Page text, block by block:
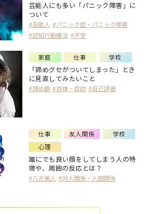
芸能人にも多い「パニック障害」に
ついて
#芸能人 #パニック症・パニック障害
#認知行動療法 #不安
家庭 仕事 学校
「諦めグセがついてしまった」とき
に見直してみたいこと
#諦め癖 #目標・目的 #自己評価
仕事 友人関係
学校
心理
誰にでも良い顔をしてしまう人の特
徴や、周囲の反応とは？
#八方美人 #対人関係・人間関係